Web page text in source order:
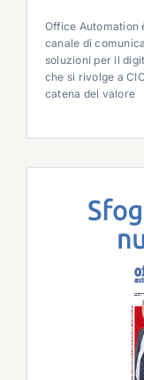
Office Automation
canale di
soluzioni per il
che si rivolge a
catena del valore